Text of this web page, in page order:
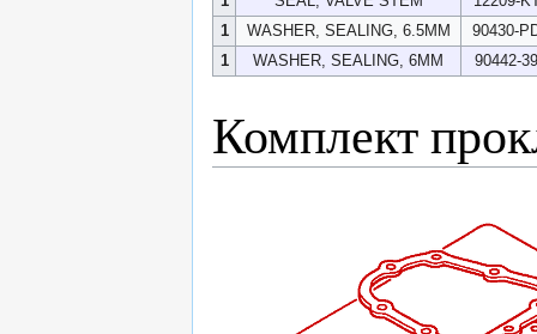
1
WASHER, SEALING, 6.5MM
90430-
1
WASHER, SEALING, 6MM 90442-
Комплект